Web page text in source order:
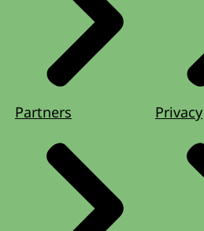
Partners Privacy